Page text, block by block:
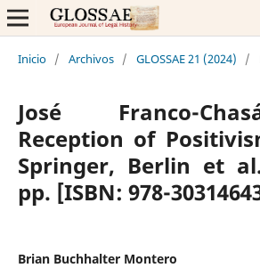
Inicio / Archivos / GLOSSAE 21 (2024) /
José Franco-
Reception of
Springer, Berlin et
pp. [ISBN: 978-
Brian Buchhalter Montero